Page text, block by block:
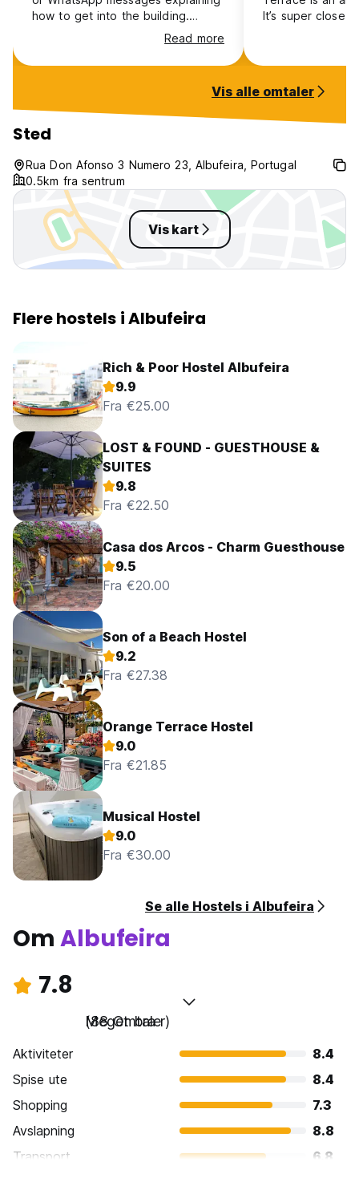
how to get into the building.
Waited about 1h. A hostel guest
helped me, got in contact &
showed me my bed and door
Read more
It’s super close
Vis alle omtaler
Sted
Rua Don Afonso 3 Numero 23, Albufeira, Portugal
0.5km fra sentrum
Vis kart
Flere hostels i Albufeira
Rich & Poor Hostel Albufeira
9.9
Fra €25.00
LOST & FOUND - GUESTHOUSE &
SUITES
9.8
Fra €22.50
Casa dos Arcos - Charm Guesthouse
9.5
Fra €20.00
Son of a Beach Hostel
9.2
Fra €27.38
Orange Terrace Hostel
9.0
Fra €21.85
Musical Hostel
9.0
Fra €30.00
Se alle Hostels i Albufeira
OmAlbufeira
7.8
Meget bra
(88 Omtaler)
Aktiviteter
8.4
Spise ute
8.4
Shopping
7.3
Avslapning
8.8
Transport
6.8